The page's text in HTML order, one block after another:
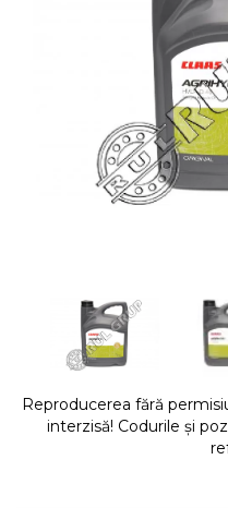
Reproducerea fără
interzisă! Codurile și